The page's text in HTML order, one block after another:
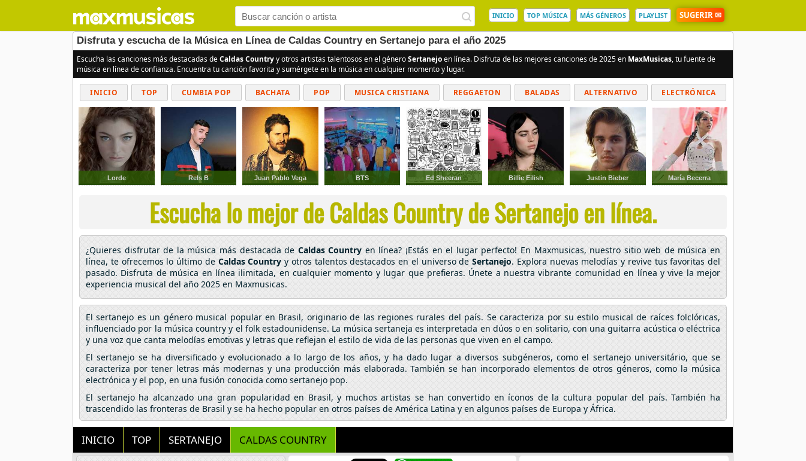
INICIO TOP MÚSICA MÁS GÉNEROS PLAYLIST SUGERIR ✉
Disfruta y escucha de la Música en Línea de Caldas Country en Sertanejo para el año 2025
Escucha las canciones más destacadas deCaldas Countryy otros artistas talentosos en el géneroSertanejoen línea. Disfruta de las mejores canciones de 2025 en MaxMusicas, tu fuente de
música en línea de confianza. Encuentra tu canción favorita y sumérgete en la música en cualquier momento y lugar.
INICIO TOP CUMBIA POP BACHATA POP MUSICA CRISTIANA REGGAETON BALADAS ALTERNATIVO ELECTRÓNICA
CUMBIAS
Lorde Rels B Juan Pablo Vega BTS Ed Sheeran Billie Eilish Justin Bieber María Becerra
Escucha lo mejor de Caldas Country de Sertanejo en línea.
¿Quieres disfrutar de la música más destacada de Caldas Country en línea? ¡Estás en el lugar perfecto! En Maxmusicas, nuestro sitio web de música en
línea, te ofrecemos lo último de Caldas Country y otros talentos destacados en el universo de Sertanejo. Explora nuevas melodías y revive tus favoritas del
pasado. Disfruta de música en línea ilimitada, en cualquier momento y lugar que prefieras. Únete a nuestra vibrante comunidad en línea y vive la mejor
experiencia musical del año 2025 en Maxmusicas.
El sertanejo es un género musical popular en Brasil, originario de las regiones rurales del país. Se caracteriza por su estilo musical de raíces folclóricas,
influenciado por la música country y el folk estadounidense. La música sertaneja es interpretada en dúos o en solitario, con una guitarra acústica o eléctrica
y una voz que canta melodías emotivas y letras que reflejan el estilo de vida de las personas que viven en el campo.
El sertanejo se ha diversificado y evolucionado a lo largo de los años, y ha dado lugar a diversos subgéneros, como el sertanejo universitário, que se
caracteriza por tener letras más modernas y una producción más elaborada. También se han incorporado elementos de otros géneros, como la música
electrónica y el pop, en una fusión conocida como sertanejo pop.
El sertanejo ha alcanzado una gran popularidad en Brasil, y muchos artistas se han convertido en íconos de la cultura popular del país. También ha
trascendido las fronteras de Brasil y se ha hecho popular en otros países de América Latina y en algunos países de Europa y África.
INICIO TOP SERTANEJO CALDAS COUNTRY